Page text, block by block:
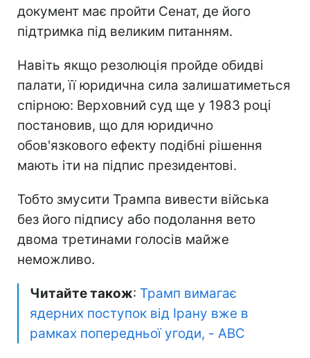
документ має пройти Сенат, де його
підтримка під великим питанням.
Навіть якщо резолюція пройде обидві
палати, її юридична сила залишатиметься
спірною: Верховний суд ще у 1983 році
постановив, що для юридично
обов'язкового ефекту подібні рішення
мають іти на підпис президентові.
Тобто змусити Трампа вивести війська
без його підпису або подолання вето
двома третинами голосів майже
неможливо.
Читайте також: Трамп вимагає
ядерних поступок від Ірану вже в
рамках попередньої угоди, - ABC